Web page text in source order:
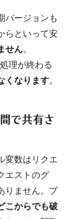
バージョンも
らといって安
せん。
理が終わる
くなります。
で共有さ
変数はリクエ
エストのグ
りません。プ
こからでも破